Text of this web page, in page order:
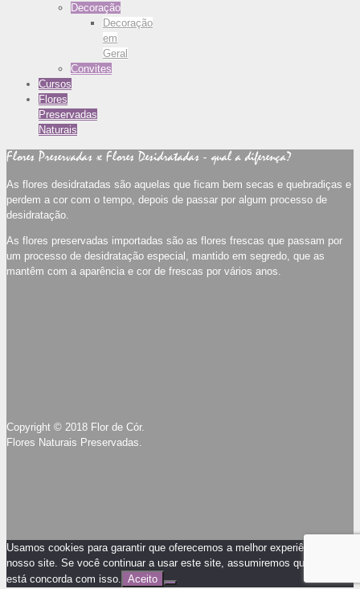
Decoração
Decoração
em
Geral
Convites
Cursos
Flores
Preservadas
Naturais
Flores Preservadas x Flores Desidratadas - qual a diferença?
As flores desidratadas são aquelas que ficam bem secas e quebradiças e
perdem a cor com o tempo, depois de passar por algum processo de
desidratação.
As flores preservadas importadas são as flores frescas que passam por
um processo de desidratação especial, mantido em segredo, que as
mantêm com a aparência e cor de frescas por vários anos.
Copyright © 2018 Flor de Cór.
Flores Naturais Preservadas.
Usamos cookies para garantir que oferecemos a melhor experiência em
nosso site. Se você continuar a usar este site, assumiremos que você
está concorda com isso.
Aceito